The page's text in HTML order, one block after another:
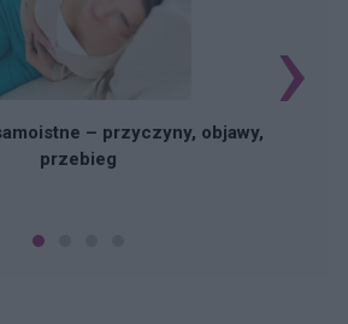
– przyczyny, objawy,
przebieg
›